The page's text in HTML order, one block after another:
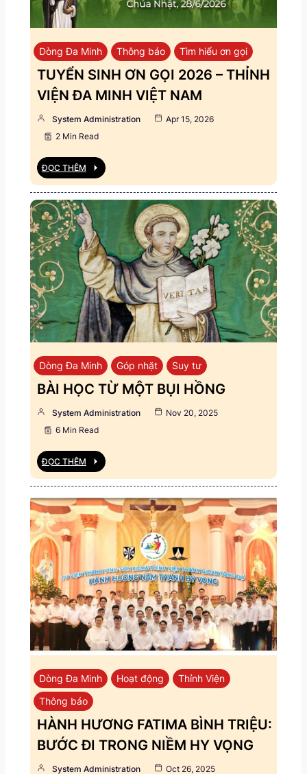
Dòng Đa Minh Thông báo Tìm hiểu ơn gọi
TUYỂN SINH ƠN GỌI 2026 – THỈNH
VIỆN ĐA MINH VIỆT NAM
System Administration
Apr 15, 2026
2 Min Read
ĐỌC THÊM
Dòng Đa Minh Góp nhặt Suy tư
BÀI HỌC TỪ MỘT BỤI HỒNG
System Administration
Nov 20, 2025
6 Min Read
ĐỌC THÊM
Dòng Đa Minh Hoạt động
Thỉnh Viện
Thông báo
HÀNH HƯƠNG FATIMA BÌNH TRIỆU:
BƯỚC ĐI TRONG NIỀM HY VỌNG
System Administration
Oct 26, 2025